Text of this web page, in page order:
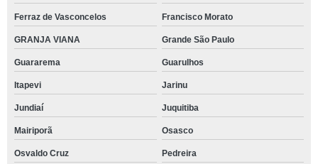
Ferraz de Vasconcelos Francisco Morato
GRANJA VIANA Grande São Paulo
Guararema Guarulhos
Itapevi Jarinu
Jundiaí Juquitiba
Mairiporã Osasco
Osvaldo Cruz Pedreira